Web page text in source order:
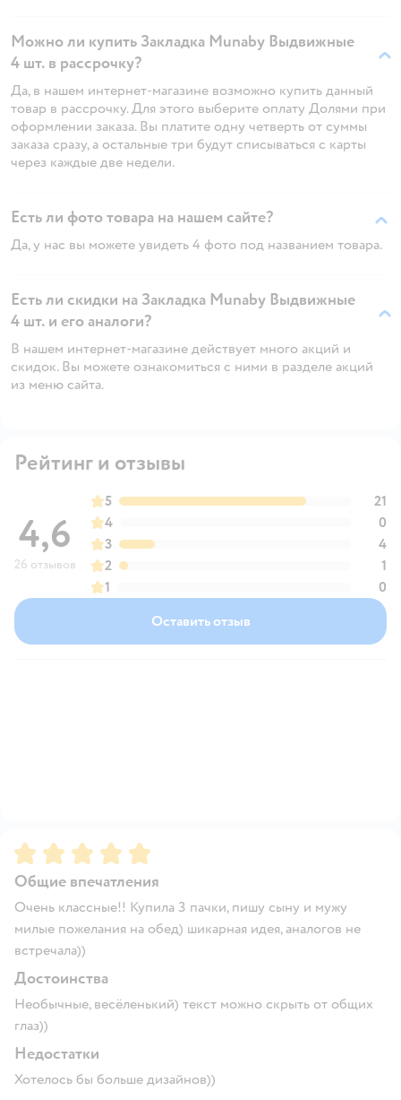
Можно ли купить Закладка Munaby Выдвижные
4 шт. в рассрочку?
Да, в нашем интернет-магазине возможно купить данный
товар в рассрочку. Для этого выберите оплату Долями при
оформлении заказа. Вы платите одну четверть от суммы
заказа сразу, а остальные три будут списываться с карты
через каждые две недели.
Есть ли фото товара на нашем сайте?
Да, у нас вы можете увидеть 4 фото под названием товара.
Есть ли скидки на Закладка Munaby Выдвижные
4 шт. и его аналоги?
В нашем интернет-магазине действует много акций и
скидок. Вы можете ознакомиться с ними в разделе акций
из меню сайта.
Рейтинг и отзывы
4,6
26 отзывов
5
21
4
0
3
4
2
1
1
0
Оставить отзыв
Рейтинг:5
Общие впечатления
Очень классные!! Купила 3 пачки, пишу сыну и мужу
милые пожелания на обед) шикарная идея, аналогов не
встречала))
Достоинства
Необычные, весёленький) текст можно скрыть от общих
глаз))
Недостатки
Хотелось бы больше дизайнов))